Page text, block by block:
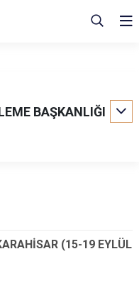
BAŞKANLIĞI
(15-19 EYLÜL